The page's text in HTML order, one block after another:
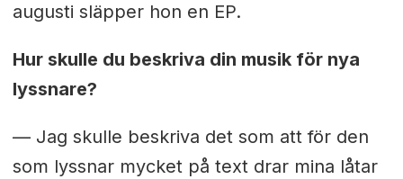
augusti släpper hon en EP.
Hur skulle du beskriva din musik för nya
lyssnare?
— Jag skulle beskriva det som att för den
som lyssnar mycket på text drar mina låtar